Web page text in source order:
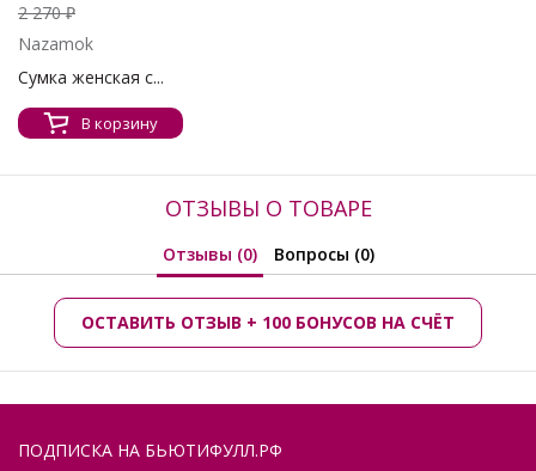
2 270 ₽
Nazamok
Сумка женская с...
В корзину
ОТЗЫВЫ О ТОВАРЕ
Отзывы (0) Вопросы (0)
ОСТАВИТЬ ОТЗЫВ + 100 БОНУСОВ НА СЧЁТ
ПОДПИСКА НА БЬЮТИФУЛЛ.РФ